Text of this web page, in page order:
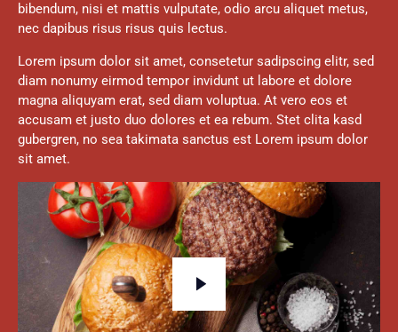
bibendum, nisi et mattis vulputate, odio arcu aliquet metus,
nec dapibus risus risus quis lectus.
Lorem ipsum dolor sit amet, consetetur sadipscing elitr, sed
diam nonumy eirmod tempor invidunt ut labore et dolore
magna aliquyam erat, sed diam voluptua. At vero eos et
accusam et justo duo dolores et ea rebum. Stet clita kasd
gubergren, no sea takimata sanctus est Lorem ipsum dolor
sit amet.